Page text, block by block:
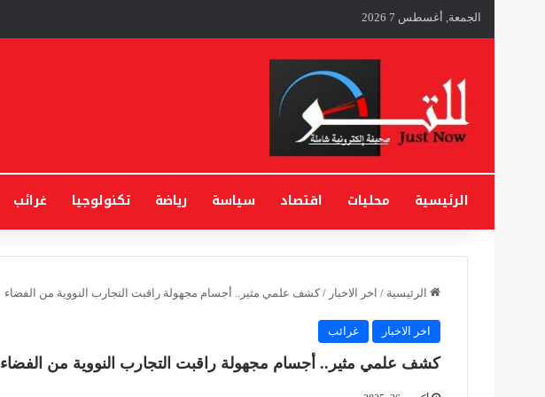
الجمعة, أغسطس 7 2026
الرئيسية محليات اقتصاد سياسة رياضة تكنولوجيا غرائب
الرئيسية / اخر الاخبار / كشف علمي مثير.. أجسام مجهولة راقبت التجارب النووية من الفضاء
اخر الاخبار غرائب
كشف علمي مثير.. أجسام مجهولة راقبت التجارب النووية من الفضاء